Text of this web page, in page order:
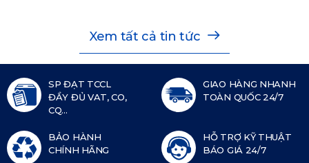
Xem tất cả tin tức
SP ĐẠT TCCL
ĐẦY ĐỦ VAT, CO,
CQ...
GIAO HÀNG NHANH
TOÀN QUỐC 24/7
BẢO HÀNH
CHÍNH HÃNG
HỖ TRỢ KỸ THUẬT
BÁO GIÁ 24/7